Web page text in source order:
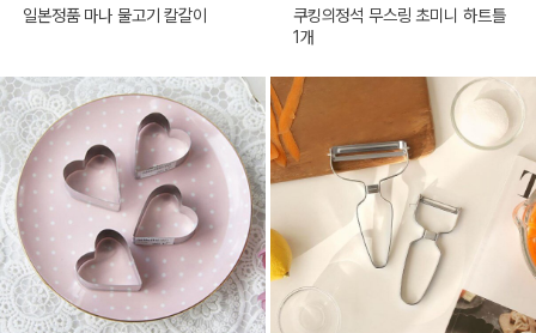
일본정품 마나 물고기 칼갈이
쿠킹의정석 무스링 초미니 하트틀
1개